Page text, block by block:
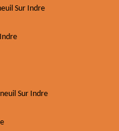
Sur Indre
Sur Indre